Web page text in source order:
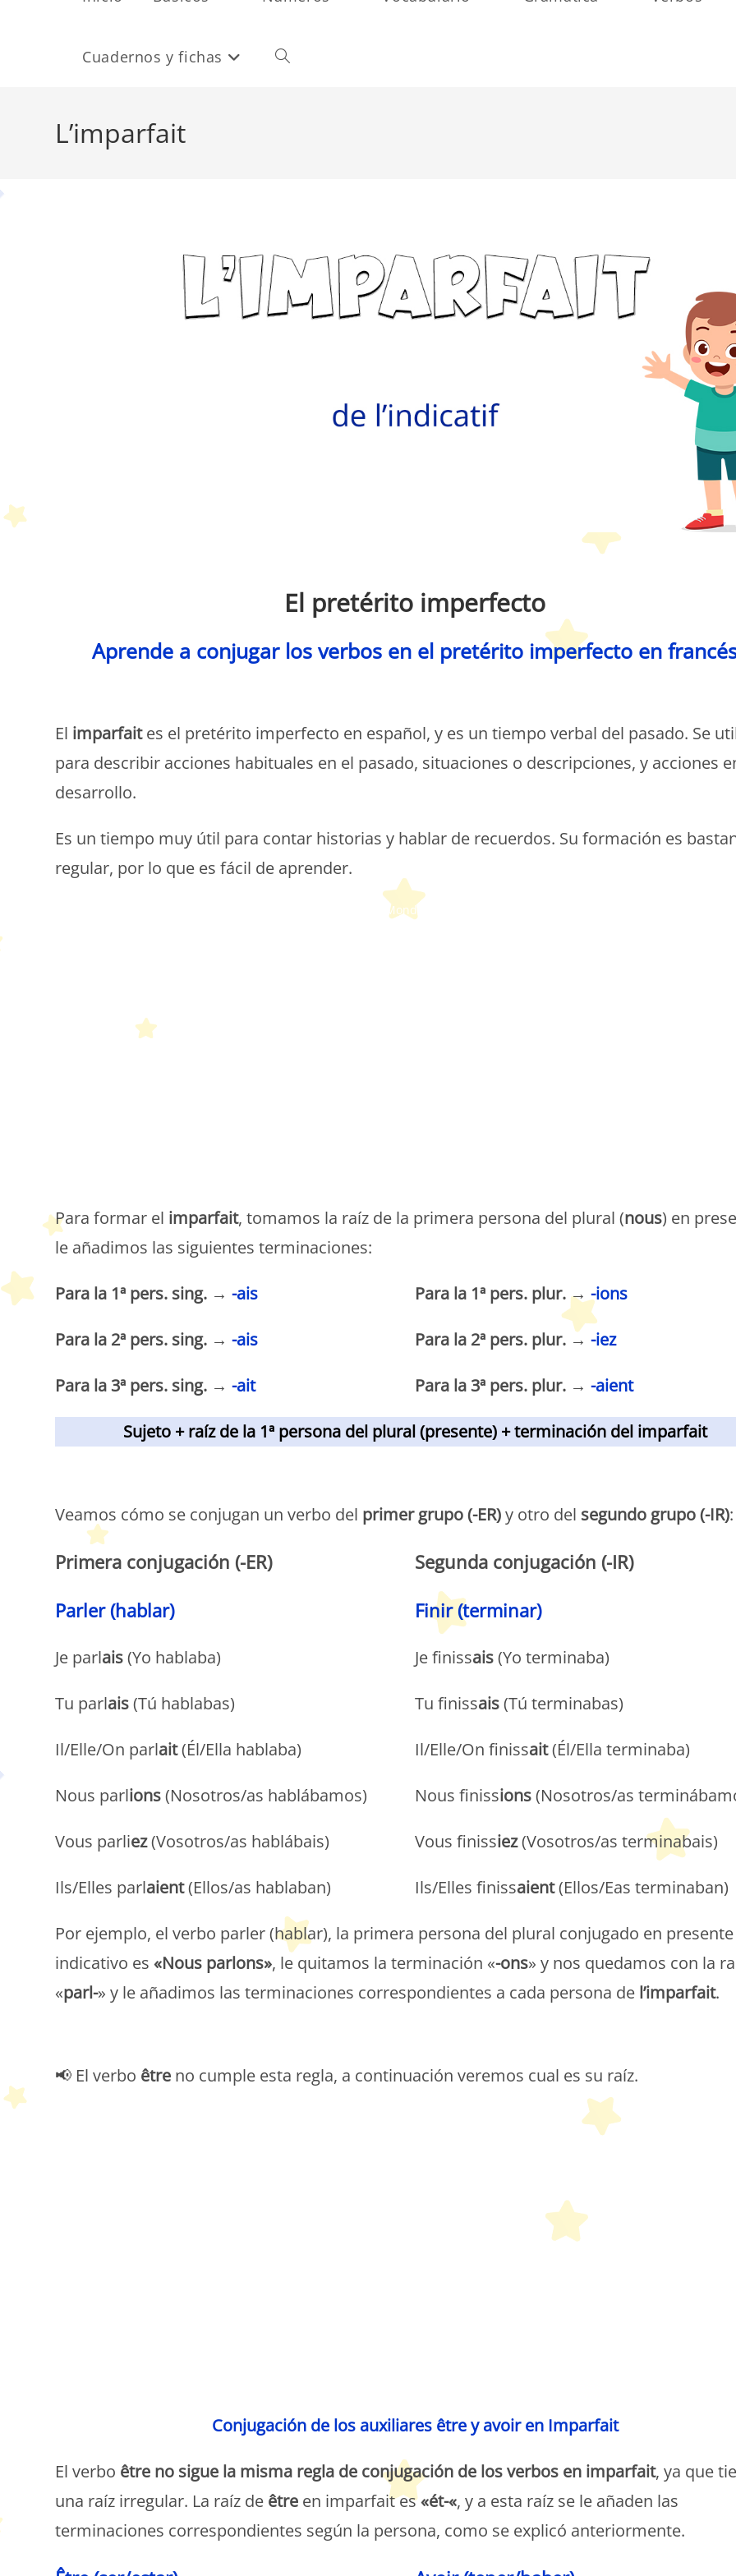
Cuadernos y fichas Alternar
web
L’imparfait
El pretérito imperfecto
Aprende a conjugar los verbos en el pretérito imperfecto en
El imparfaites el pretérito imperfecto en español, y es un tiempo verbal del pasado. Se
para describir acciones habituales en el pasado, situaciones o descripciones, y acciones
desarrollo.
Es un tiempo muy útil para contar historias y hablar de recuerdos. Su formación es
regular, por lo que es fácil de aprender.
Petit Monde Français
Para formar el imparfait, tomamos la raíz de la primera persona del plural (nous) en
le añadimos las siguientes terminaciones:
Para la 1ª pers. sing. →-ais
Para la 2ª pers. sing. →-ais
Para la 3ª pers. sing. →-ait
Para la 1ª pers. plur. →-ions
Para la 2ª pers. plur. →-iez
Para la 3ª pers. plur. →-aient
Sujeto + raíz de la 1ª persona del plural (presente) + terminación del imparfait
Veamos cómo se conjugan un verbo del primer grupo (-ER)y otro del segundo grupo (-IR):
Primera conjugación (-ER)
Parler (hablar)
Je parlais(Yo hablaba)
Tu parlais(Tú hablabas)
Il/Elle/On parlait(Él/Ella hablaba)
Nous parlions(Nosotros/as hablábamos)
Vous parliez(Vosotros/as hablábais)
Ils/Elles parlaient(Ellos/as hablaban)
Segunda conjugación (-IR)
Finir (terminar)
Je finissais(Yo terminaba)
Tu finissais(Tú terminabas)
Il/Elle/On finissait(Él/Ella terminaba)
Nous finissions(Nosotros/as
Vous finissiez(Vosotros/as terminabais)
Ils/Elles finissaient(Ellos/Eas terminaban)
Por ejemplo, el verbo parler (hablar), la primera persona del plural conjugado en
indicativo es«Nous parlons», le quitamos la terminación «-ons» y nos quedamos con la
«parl-» y le añadimos las terminaciones correspondientes a cada persona de l’imparfait.
📢 El verbo être no cumple esta regla, a continuación veremos cual es su raíz.
Conjugación de los auxiliares être y avoir en Imparfait
El verbo être no sigue la misma regla de conjugación de los verbos en imparfait, ya que
una raíz irregular. La raíz de être en imparfait es«ét-«, y a esta raíz se le añaden las
terminaciones correspondientes según la persona, como se explicó anteriormente.